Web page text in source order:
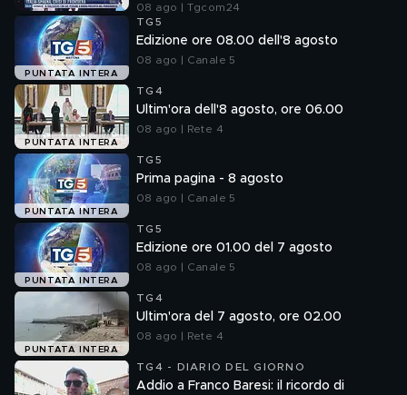
08 ago | Tgcom24
PUNTATA INTERA
TG5
Edizione ore 08.00 dell'8 agosto
08 ago | Canale 5
PUNTATA INTERA
TG4
Ultim'ora dell'8 agosto, ore 06.00
08 ago | Rete 4
PUNTATA INTERA
TG5
Prima pagina - 8 agosto
08 ago | Canale 5
PUNTATA INTERA
TG5
Edizione ore 01.00 del 7 agosto
08 ago | Canale 5
PUNTATA INTERA
TG4
Ultim'ora del 7 agosto, ore 02.00
08 ago | Rete 4
TG4 - DIARIO DEL GIORNO
Addio a Franco Baresi: il ricordo di